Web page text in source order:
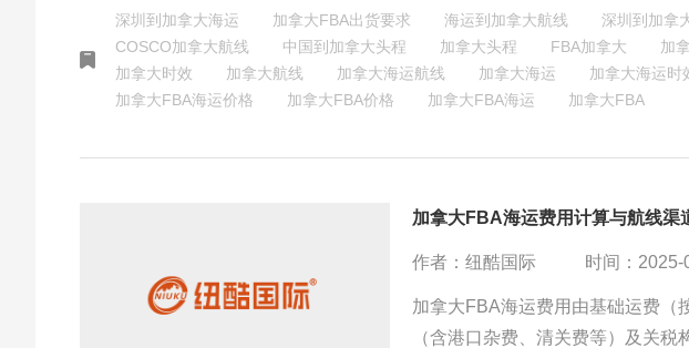
深圳到加拿大海运 加拿大FBA出货要求 海运到加拿大航线 深圳到加拿
COSCO加拿大航线
中国到加拿大头程 加拿大头程 FBA加拿大 加
加拿大时效
加拿大航线 加拿大海运航线 加拿大海运 加拿大海运时
加拿大FBA海运价格
加拿大FBA价格 加拿大FBA海运 加拿大FBA
加拿大FBA海运费用计算与航线渠
作者：纽酷国际 时间：2025-
加拿大FBA海运费用由基础运费（
（含港口杂费、清关费等）及关